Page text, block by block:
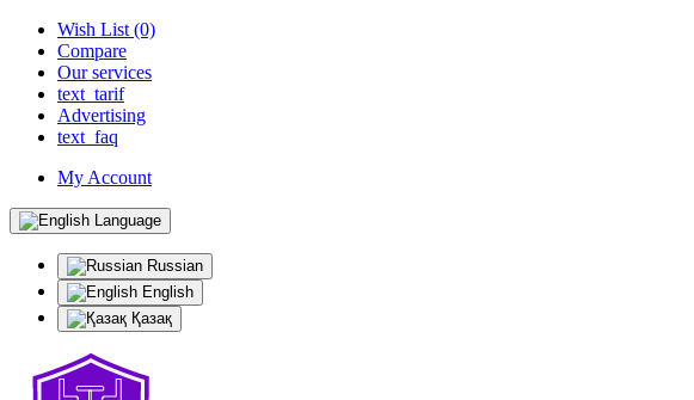
Wish List (0)
Compare
Our services
text_tarif
Advertising
text_faq
My Account
Language
Russian
English
Қазақ